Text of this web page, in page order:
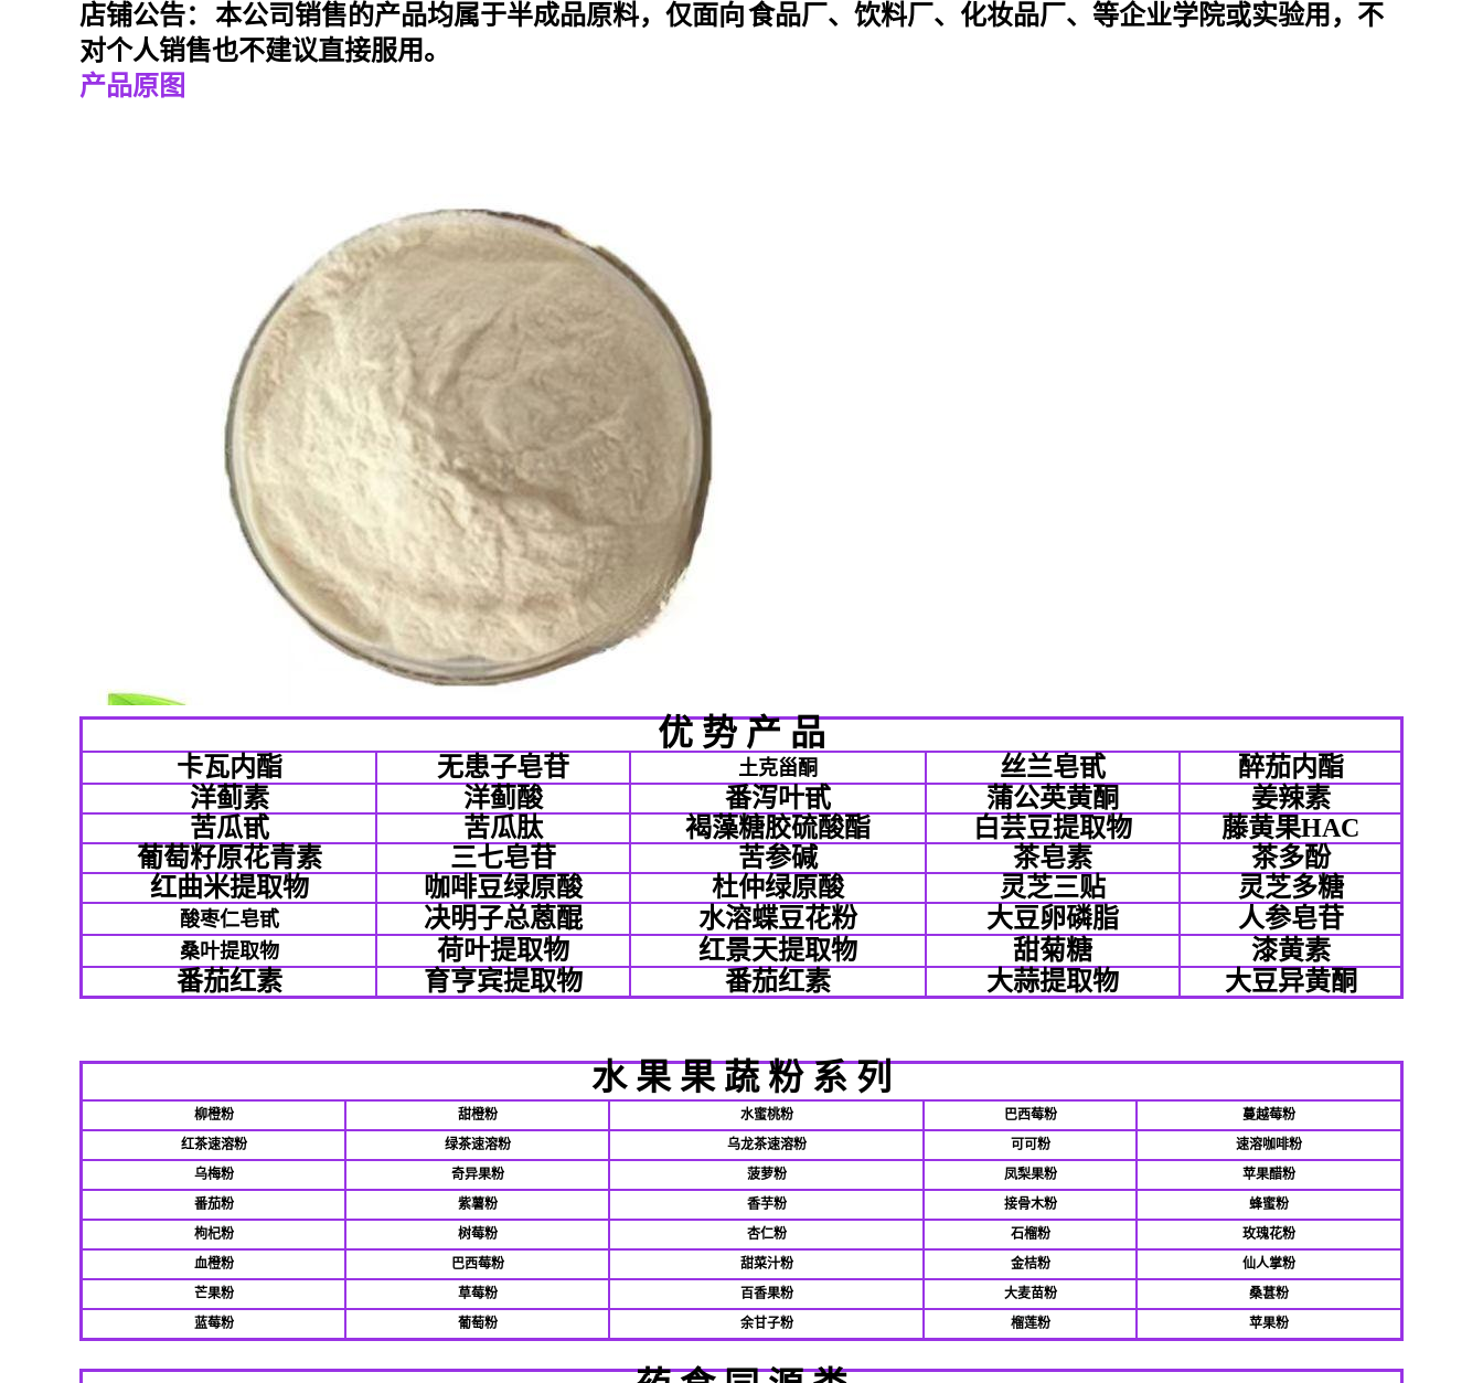
店铺公告：
本公司销售的产品均属于半成品原料，仅面向食品厂、饮料厂、化妆品厂、等企业学院或实验用，不
对个人销售也不建议直接服用。
产品原图
优 势 产 品
卡瓦内酯 无患子皂苷 土克甾酮 丝兰皂甙
醉茄内酯
洋蓟素
洋蓟酸 番泻叶甙 蒲公英黄酮
姜辣素
苦瓜甙
苦瓜肽 褐藻糖胶硫酸酯 白芸豆提取物
藤黄果HAC
葡萄籽原花青素
三七皂苷 苦参碱 茶皂素
茶多酚
红曲米提取物
咖啡豆绿原酸 杜仲绿原酸 灵芝三贴 灵芝多糖
酸枣仁皂甙 决明子总蒽醌 水溶蝶豆花粉 大豆卵磷脂 人参皂苷
桑叶提取物 荷叶提取物 红景天提取物 甜菊糖
漆黄素
番茄红素
育亨宾提取物 番茄红素 大蒜提取物 大豆异黄酮
水果果蔬粉系列
柳橙粉 甜橙粉 水蜜桃粉 巴西莓粉
蔓越莓粉
红茶速溶粉
绿茶速溶粉 乌龙茶速溶粉 可可粉
速溶咖啡粉
乌梅粉
奇异果粉 菠萝粉 凤梨果粉
苹果醋粉
番茄粉
紫薯粉 香芋粉 接骨木粉
蜂蜜粉
枸杞粉
树莓粉 杏仁粉 石榴粉
玫瑰花粉
血橙粉
巴西莓粉 甜菜汁粉 金桔粉
仙人掌粉
芒果粉
草莓粉 百香果粉 大麦苗粉
桑葚粉
蓝莓粉
葡萄粉 余甘子粉 榴莲粉 苹果粉